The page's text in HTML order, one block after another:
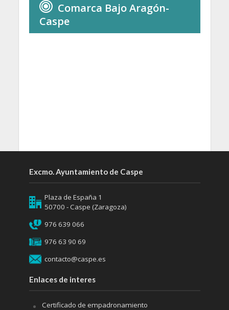
Comarca Bajo Aragón-
Caspe
Excmo. Ayuntamiento de Caspe
Plaza de España 1
50700 - Caspe (Zaragoza)
976 639 066
976 63 90 69
contacto@caspe.es
Enlaces de interes
Certificado de empadronamiento